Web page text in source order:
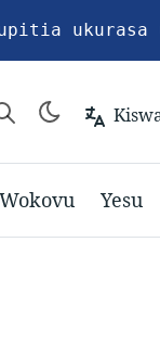
ukurasa
Wokovu Yesu